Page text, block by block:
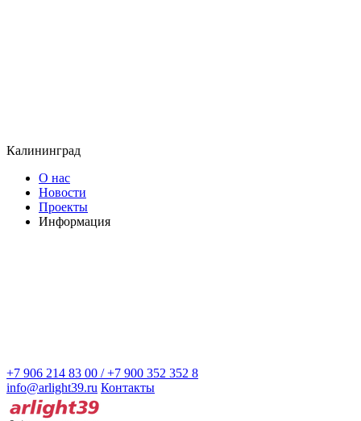
Калининград
О нас
Новости
Проекты
Информация
+7 906 214 83 00 / +7 900 352 352 8
info@arlight39.ru Контакты